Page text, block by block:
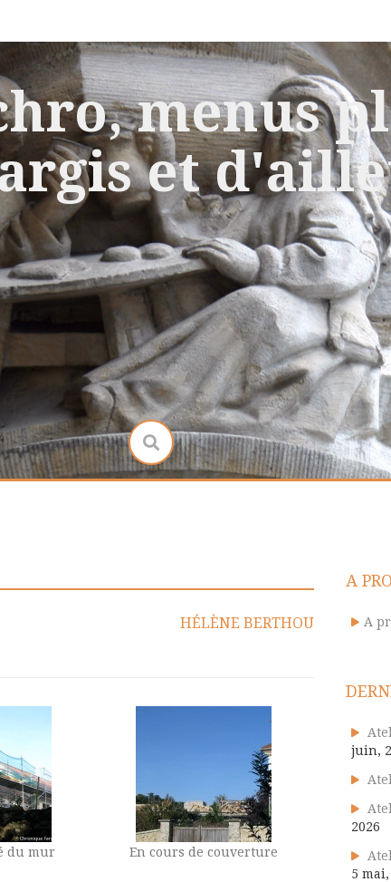
menus
et
HÉLÈNE BERTHOU
du mur En cours de couverture
A
A
juin,
2026
5 mai,